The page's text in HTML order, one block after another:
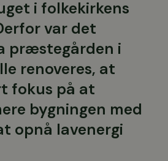
i folkekirkens
var det
præstegården i
renoveres, at
fokus på at
bygningen med
opnå lavenergi